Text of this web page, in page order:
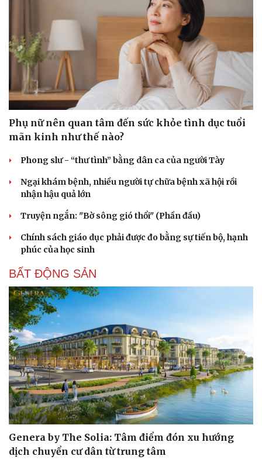
Phụ nữ nên quan tâm đến sức khỏe tình dục tuổi
mãn kinh như thế nào?
Phong slư - “thư tình” bằng dân ca của người Tày
Ngại khám bệnh, nhiều người tự chữa bệnh xã hội rồi
nhận hậu quả lớn
Truyện ngắn: "Bờ sông gió thổi" (Phần đầu)
Chính sách giáo dục phải được đo bằng sự tiến bộ, hạnh
phúc của học sinh
BẤT ĐỘNG SẢN
Genera by The Solia: Tâm điểm đón xu hướng
dịch chuyển cư dân từ trung tâm